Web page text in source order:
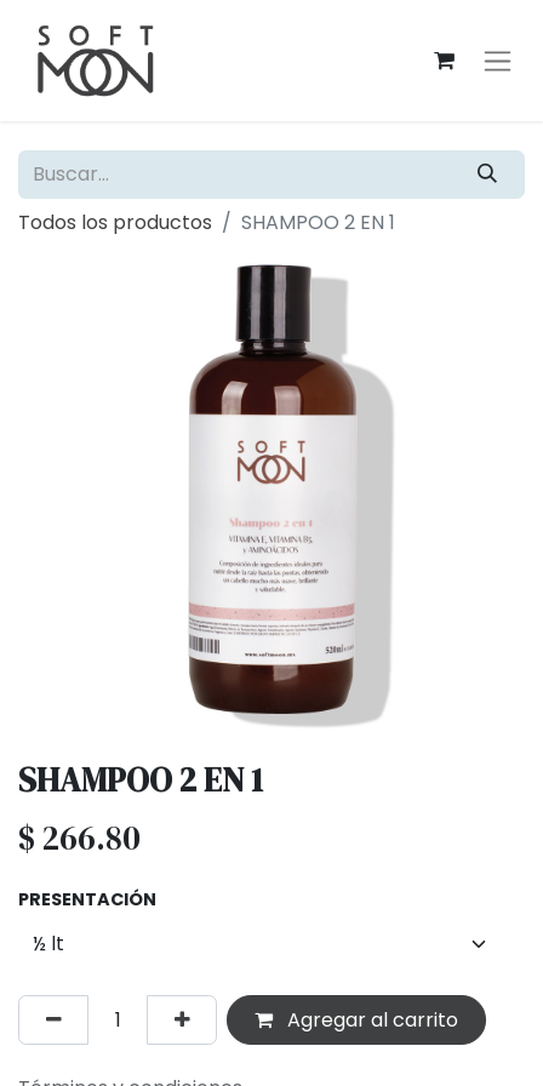
Todos los productos SHAMPOO 2 EN 1
SHAMPOO 2 EN 1
$ 266.80
PRESENTACIÓN
Agregar al carrito